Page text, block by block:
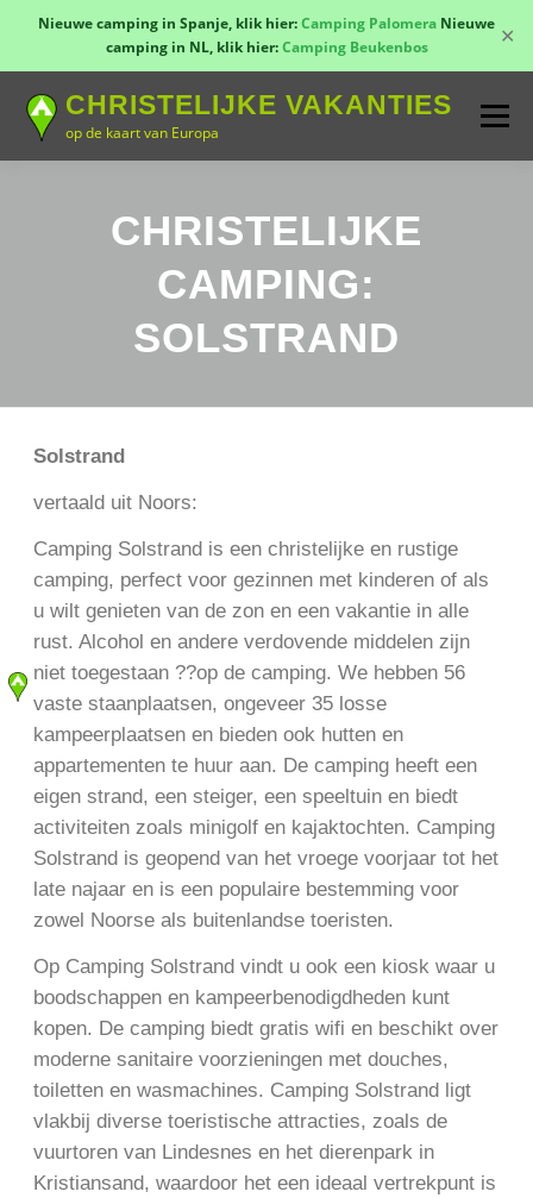
Nieuwe camping in Spanje, klik hier:Camping Palomera Nieuwe
camping in NL, klik hier:Camping Beukenbos ✕
inhoud
CHRISTELIJKE VAKANTIES
op de kaart van Europa
Menu
GROEPSREIZEN KAMPEN
CHRISTELIJKE
CAMPING:
SOLSTRAND
Solstrand
vertaald uit Noors:
Camping Solstrand is een christelijke en rustige
camping, perfect voor gezinnen met kinderen of als
u wilt genieten van de zon en een vakantie in alle
rust. Alcohol en andere verdovende middelen zijn
niet toegestaan ??op de camping. We hebben 56
vaste staanplaatsen, ongeveer 35 losse
kampeerplaatsen en bieden ook hutten en
appartementen te huur aan. De camping heeft een
eigen strand, een steiger, een speeltuin en biedt
activiteiten zoals minigolf en kajaktochten. Camping
Solstrand is geopend van het vroege voorjaar tot het
late najaar en is een populaire bestemming voor
zowel Noorse als buitenlandse toeristen.
Op Camping Solstrand vindt u ook een kiosk waar u
boodschappen en kampeerbenodigdheden kunt
kopen. De camping biedt gratis wifi en beschikt over
moderne sanitaire voorzieningen met douches,
toiletten en wasmachines. Camping Solstrand ligt
vlakbij diverse toeristische attracties, zoals de
vuurtoren van Lindesnes en het dierenpark in
Kristiansand, waardoor het een ideaal vertrekpunt is